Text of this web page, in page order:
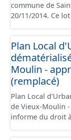
commune de
20/11/2014. Ce lot informe du droit à bâtir sur la
nationales du
administratives,
règlement (à
annexes, les
géographiques. Malgré l'attention portée à la création
de ces données,
papier font foi et
juridique.
Plan Local
Moulin -
(remplacé)
Plan Local
de Vieux-Moulin -
informe du droit